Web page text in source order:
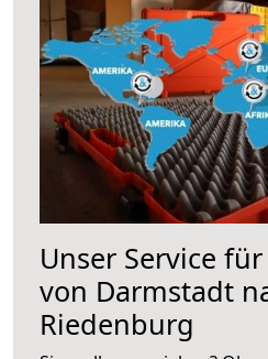
Unser Service
von Darmstadt
Riedenburg